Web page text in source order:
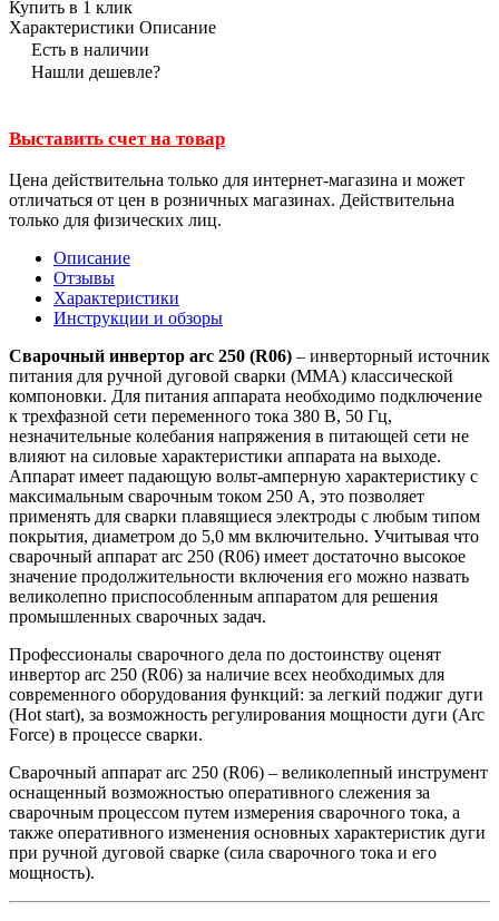
Купить в 1 клик
Характеристики Описание
Есть в наличии
Нашли дешевле?
Выставить счет на товар
Цена действительна только для интернет-магазина и может
отличаться от цен в розничных магазинах. Действительна
только для физических лиц.
Описание
Отзывы
Характеристики
Инструкции и обзоры
Сварочный инвертор arc 250 (R06) – инверторный источник
питания для ручной дуговой сварки (MMA) классической
компоновки. Для питания аппарата необходимо подключение
к трехфазной сети переменного тока 380 В, 50 Гц,
незначительные колебания напряжения в питающей сети не
влияют на силовые характеристики аппарата на выходе.
Аппарат имеет падающую вольт-амперную характеристику с
максимальным сварочным током 250 А, это позволяет
применять для сварки плавящиеся электроды с любым типом
покрытия, диаметром до 5,0 мм включительно. Учитывая что
сварочный аппарат arc 250 (R06) имеет достаточно высокое
значение продолжительности включения его можно назвать
великолепно приспособленным аппаратом для решения
промышленных сварочных задач.
Профессионалы сварочного дела по достоинству оценят
инвертор arc 250 (R06) за наличие всех необходимых для
современного оборудования функций: за легкий поджиг дуги
(Hot start), за возможность регулирования мощности дуги (Arc
Force) в процессе сварки.
Сварочный аппарат arc 250 (R06) – великолепный инструмент
оснащенный возможностью оперативного слежения за
сварочным процессом путем измерения сварочного тока, а
также оперативного изменения основных характеристик дуги
при ручной дуговой сварке (сила сварочного тока и его
мощность).